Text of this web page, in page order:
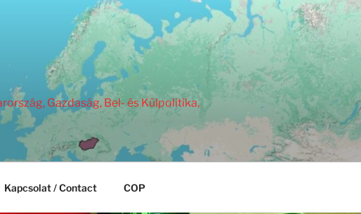
Gazdaság, Bel- és Külpolitika,
Kapcsolat / Contact COP